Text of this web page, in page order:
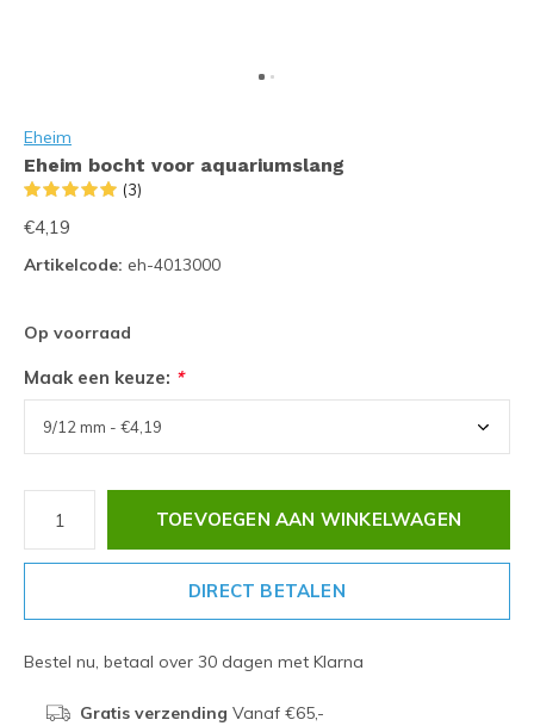
Eheim
Eheim bocht voor aquariumslang
(3)
€4,19
Artikelcode: eh-4013000
Op voorraad
Maak een keuze: *
TOEVOEGEN AAN WINKELWAGEN
DIRECT BETALEN
Bestel nu, betaal over 30 dagen met Klarna
Gratis verzending Vanaf €65,-